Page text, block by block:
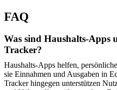
FAQ
Was sind Haushalts-Apps
Tracker?
Haushalts-Apps helfen,
sie Einnahmen und Ausgaben in
Tracker hingegen unterstützen